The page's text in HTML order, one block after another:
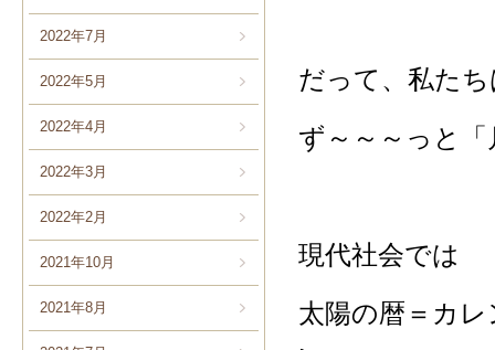
2022年7月
2022年5月
2022年4月
2022年3月
2022年2月
2021年10月
2021年8月
だって、私た
ず～～～っと
現代社会では
太陽の暦＝カ